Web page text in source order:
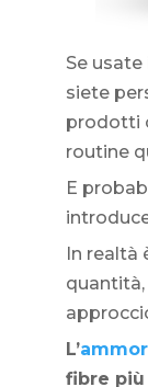
Se
siete
prodotti
routine
E
In realtà
quantità,
L’
fibre